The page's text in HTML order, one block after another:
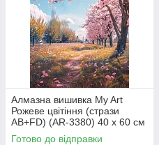
Алмазна вишивка My Art
Рожеве цвітіння (стрази
AB+FD) (AR-3380) 40 х 60 см
(На підрамнику)
Готово до відправки